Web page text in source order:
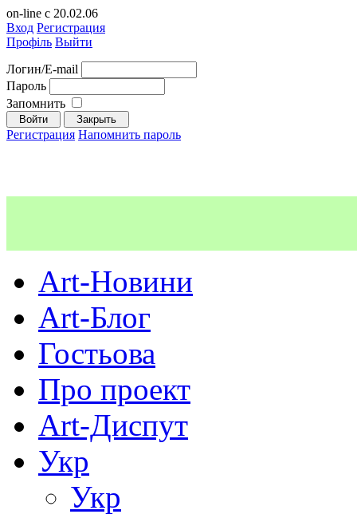
on-line с 20.02.06
Вход Регистрация
Профіль Выйти
Логин/E-mail
Пароль
Запомнить
Регистрация Напомнить пароль
Art-Новини
Art-Блог
Гостьова
Про проект
Art-Диспут
Укр
Укр